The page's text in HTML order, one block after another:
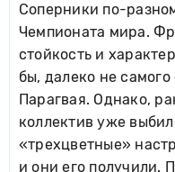
Соперники по-
Чемпионата мира.
стойкость и
бы, далеко не
Парагвая. Однако,
коллектив уже
«трехцветные»
и они его получили.